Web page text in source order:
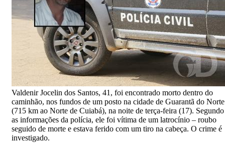
Valdenir Jocelin dos Santos, 41, foi encontrado morto dentro do
caminhão, nos fundos de um posto na cidade de Guarantã do Norte
(715 km ao Norte de Cuiabá), na noite de terça-feira (17). Segundo
as informações da polícia, ele foi vítima de um latrocínio – roubo
seguido de morte e estava ferido com um tiro na cabeça. O crime é
investigado.